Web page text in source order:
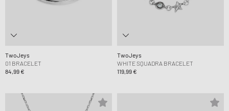
TwoJeys
01 BRACELET
84,99 €
TwoJeys
WHITE SQUADRA BRACELET
119,99 €